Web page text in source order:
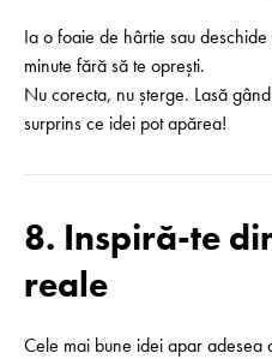
Ia o foaie de hârtie sau
minute fără să te oprești.
Nu corecta, nu șterge. Lasă
surprins ce idei pot apărea!
8. Inspiră-te
reale
Cele mai bune idei apar